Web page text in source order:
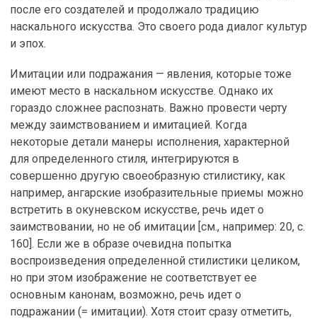
после его создателей и продолжало традицию
наскального искусства. Это своего рода диалог культур
и эпох.
Имитации или подражания — явления, которые тоже
имеют место в наскальном искусстве. Однако их
гораздо сложнее распознать. Важно провести черту
между заимствованием и имитацией. Когда
некоторые детали манеры исполнения, характерной
для определенного стиля, интегрируются в
совершенно другую своеобразную стилистику, как
например, ангарские изобразительные приемы можно
встретить в окуневском искусстве, речь идет о
заимствовании, но не об имитации [см., например: 20, с.
160]. Если же в образе очевидна попытка
воспроизведения определенной стилистики целиком,
но при этом изображение не соответствует ее
основным канонам, возможно, речь идет о
подражании (= имитации). Хотя стоит сразу отметить,